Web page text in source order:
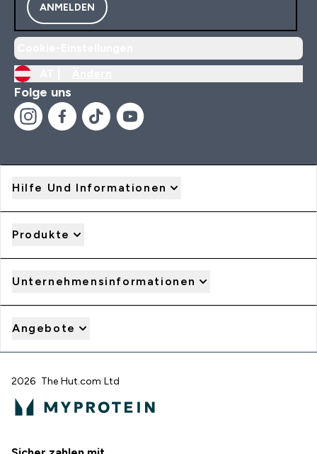
ANMELDEN
Folge uns
Hilfe Und Informationen
Produkte
Unternehmensinformationen
Angebote
2026 The Hut.com Ltd